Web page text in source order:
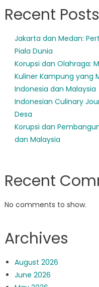
Recent Posts
Jakarta dan Medan:
Piala Dunia
Korupsi dan Olahraga:
Kuliner Kampung yang
Indonesia dan Malaysia
Indonesian Culinary
Desa
Korupsi dan
dan Malaysia
Recent
No comments to show.
Archives
August 2026
June 2026